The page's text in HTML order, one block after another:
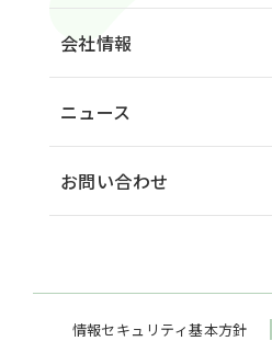
会社情報
ニュース
お問い合わせ
情報セキュリティ基本方針